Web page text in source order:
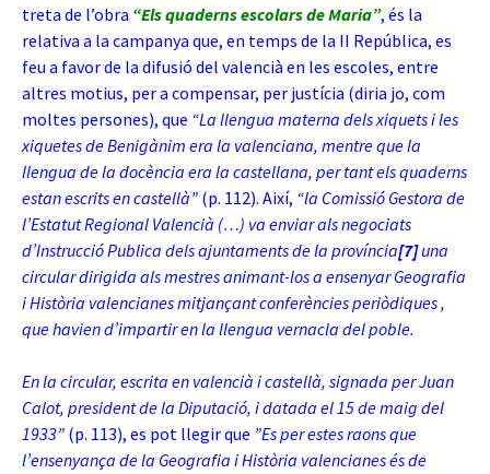
treta de l’obra “Els quaderns escolars de Maria”, és la
relativa a la campanya que, en temps de la II República, es
feu a favor de la difusió del valencià en les escoles, entre
altres motius, per a compensar, per justícia (diria jo, com
moltes persones), que “La llengua materna dels xiquets i les
xiquetes de Benigànim era la valenciana, mentre que la
llengua de la docència era la castellana, per tant els quaderns
estan escrits en castellà” (p. 112). Així, “la Comissió Gestora de
l’Estatut Regional Valencià (…) va enviar als negociats
d’Instrucció Publica dels ajuntaments de la província[7]una
circulardirigida als mestres animant-los a ensenyar Geografia
i Història valencianes mitjançant conferències periòdiques ,
que havien d’impartir en la llengua vernacla del poble.
En la circular, escrita en valencià i castellà, signada per Juan
Calot, president de la Diputació, i datada el 15 de maig del
1933” (p. 113), es pot llegir que ”Es per estes raons que
l’ensenyança de la Geografia i Història valencianes és de